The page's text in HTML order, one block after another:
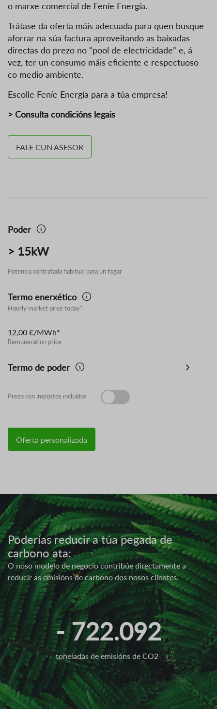
o marxe comercial de Feníe Energía.
Trátase da oferta máis adecuada para quen busque
aforrar na súa factura aproveitando as baixadas
directas do prezo no “pool de electricidade” e, á
vez, ter un consumo máis eficiente e respectuoso
co medio ambiente.
Escolle Feníe Energía para a túa empresa!
> Consulta condicións legais
FALE CUN ASESOR
Poder
> 15kW
Potencia contratada habitual para un fogar
Termo enerxético
Hourly market price today*
12,00 €/MWh*
Remuneration price
Termo de poder
Prezo con impostos incluídos
Oferta personalizada
Imaxe
Poderías reducir a túa pegada de
carbono ata:
O noso modelo de negocio contribúe directamente a
reducir as emisións de carbono dos nosos clientes.
- 722.092
toneladas de emisións de CO2